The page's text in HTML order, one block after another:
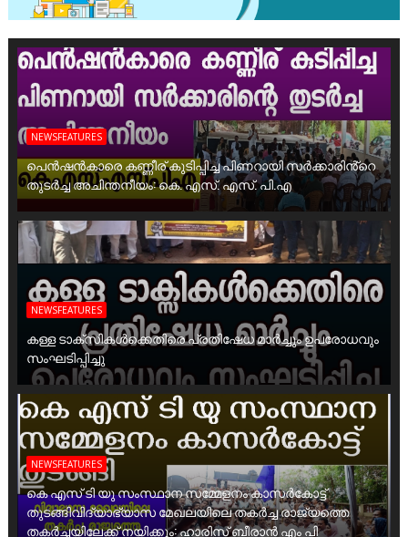
NEWSFEATURES
പെൻഷൻകാരെ കണ്ണീര് കുടിപ്പിച്ച പിണറായി സർക്കാരിൻ്റെ
തുടർച്ച അചിന്തനീയം: കെ. എസ്. എസ്. പി.എ
NEWSFEATURES
കള്ള ടാക്സികൾക്കെതിരെ പ്രതിഷേധ മാർച്ചും ഉപരോധവും
സംഘടിപ്പിച്ചു
NEWSFEATURES
കെ എസ് ടി യു സംസ്ഥാന സമ്മേളനം കാസർകോട്ട്
തുടങ്ങിവിദ്യാഭ്യാസ മേഖലയിലെ തകർച്ച രാജ്യത്തെ
തകർച്ചയിലേക്ക് നയിക്കും: ഹാരിസ് ബീരാൻ എം പി